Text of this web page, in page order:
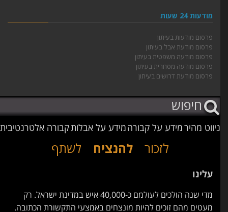
מודעות 24 שעות
פרסום מודעות בעיתון
פרסום מודעת אבל בעיתון
פרסום מודעה משפטית בעיתון
פרסום מודעה מסחרית בעיתון
פרסום מודעת דרושים בעיתון
ניווט מהירמידע על קבורהמידע על אבלותקבורה אלטרנטיבית
לזכור להנציח לשתף
עלינו
מדי שנה הולכים לעולמם כ-40,000 איש במדינת ישראל. רק
מעטים מהם זוכים להיות מונצחים באמצעי התקשורת הכתובה.